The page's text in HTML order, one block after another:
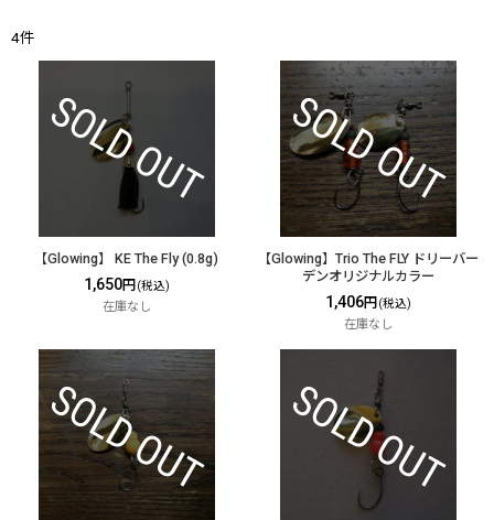
4件
【Glowing】 KE The Fly (0.8g)
1,650円 (税込)
在庫なし
【Glowing】Trio The FLY ドリーバー
デンオリジナルカラー
1,406円 (税込)
在庫なし